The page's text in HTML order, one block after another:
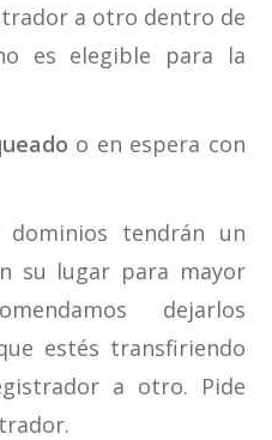
a otro dentro de
es elegible para la
o en espera con
tendrán un
su lugar para mayor
dejarlos
estés transfiriendo
a otro. Pide